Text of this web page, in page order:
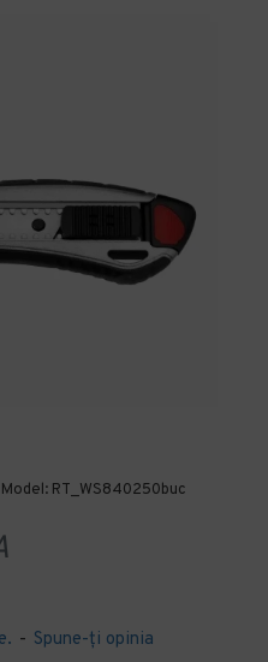
Model: RT_WS840250buc
- Spune-ţi opinia